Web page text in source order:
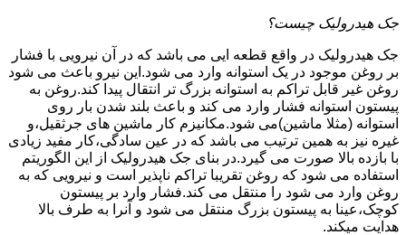
جک هیدرولیک چیست؟
جک هیدرولیک در واقع قطعه ایی می باشد که در آن نیرویی با فشار
بر روغن موجود در یک استوانه وارد می شود.این نیرو باعث می شود
روغن غیر قابل تراکم به استوانه بزرگ تر انتقال پیدا کند.روغن به
پیستون استوانه فشار وارد می کند و باعث بلند شدن بار روی
استوانه (مثلا ماشین)می شود.مکانیزم کار ماشین های جرثقیل،و
غیره نیز به همین ترتیب می باشد که در عین سادگی،کار مفید زیادی
با بازده بالا صورت می گیرد.در بنای جک هیدرولیک از این الگوریتم
استفاده می شود که روغن تقریبا تراکم ناپذیر است و نیرویی که به
روغن وارد می شود را منتقل می کند.فشار وارد بر پیستون
کوچک،عینا به پیستون بزرگ منتقل می شود و آنرا به طرف بالا
هدایت میکند.